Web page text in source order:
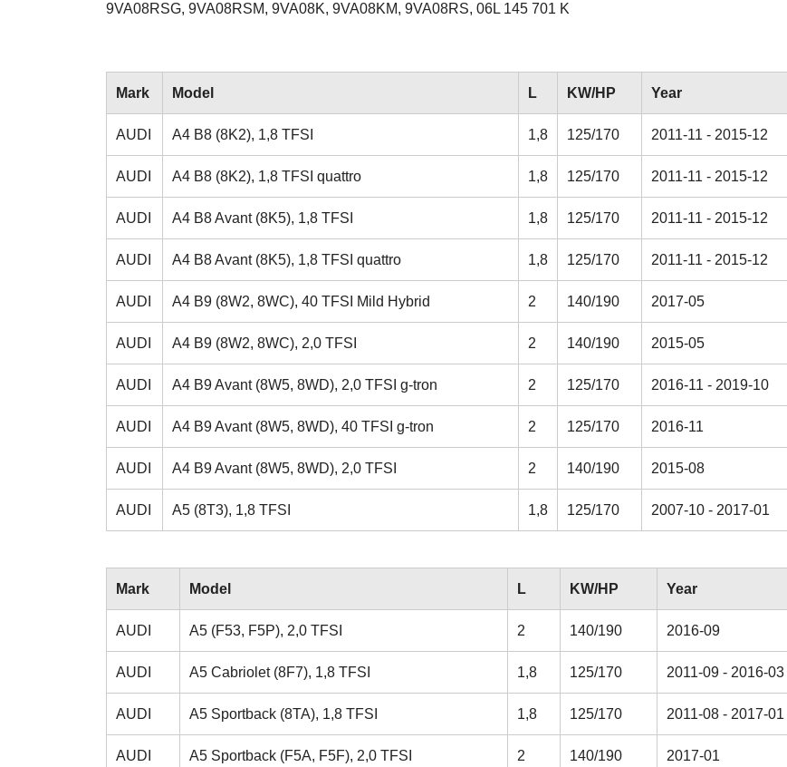
9VA08RSG, 9VA08RSM, 9VA08K, 9VA08KM, 9VA08RS, 06L 145 701 K
Mark Model L KW/HP Year
AUDI A4 B8 (8K2), 1,8 TFSI 1,8 125/170 2011-11 - 2015-12
AUDI A4 B8 (8K2), 1,8 TFSI quattro 1,8 125/170 2011-11 - 2015-12
AUDI A4 B8 Avant (8K5), 1,8 TFSI 1,8 125/170 2011-11 - 2015-12
AUDI A4 B8 Avant (8K5), 1,8 TFSI quattro 1,8 125/170 2011-11 - 2015-12
AUDI A4 B9 (8W2, 8WC), 40 TFSI Mild Hybrid 2 140/190 2017-05
AUDI A4 B9 (8W2, 8WC), 2,0 TFSI 2 140/190 2015-05
AUDI A4 B9 Avant (8W5, 8WD), 2,0 TFSI g-tron 2 125/170 2016-11 - 2019-10
AUDI A4 B9 Avant (8W5, 8WD), 40 TFSI g-tron 2 125/170 2016-11
AUDI A4 B9 Avant (8W5, 8WD), 2,0 TFSI 2 140/190 2015-08
AUDI A5 (8T3), 1,8 TFSI 1,8 125/170 2007-10 - 2017-01
Mark Model L KW/HP Year
AUDI A5 (F53, F5P), 2,0 TFSI 2 140/190 2016-09
AUDI A5 Cabriolet (8F7), 1,8 TFSI 1,8 125/170 2011-09 - 2016-03
AUDI A5 Sportback (8TA), 1,8 TFSI 1,8 125/170 2011-08 - 2017-01
AUDI A5 Sportback (F5A, F5F), 2,0 TFSI 2 140/190 2017-01